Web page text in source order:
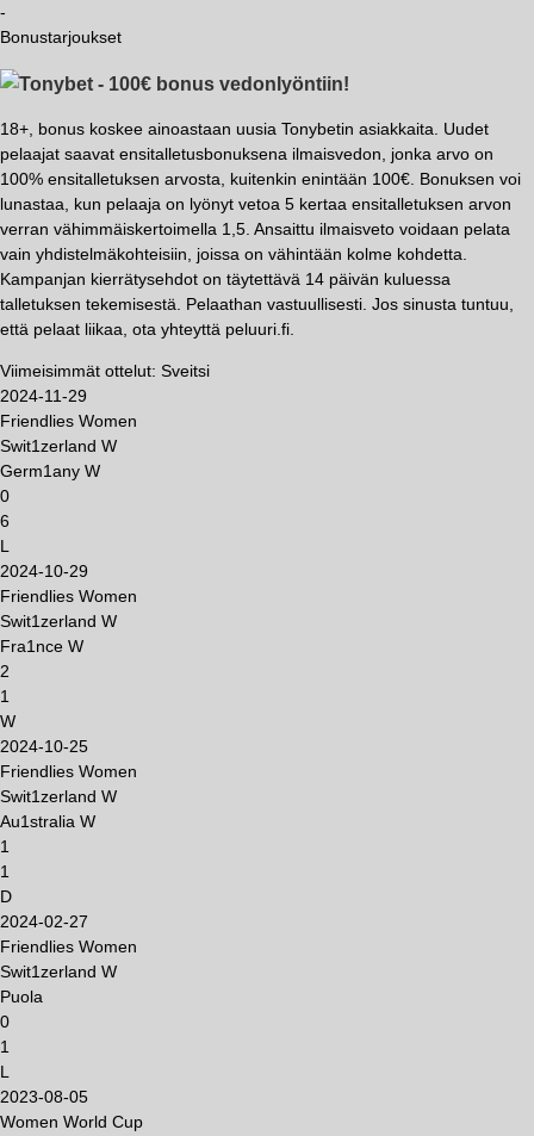
-
Bonustarjoukset
- 100€ bonus vedonlyöntiin!
18+, bonus koskee ainoastaan uusia Tonybetin asiakkaita. Uudet
pelaajat saavat ensitalletusbonuksena ilmaisvedon, jonka arvo on
100% ensitalletuksen arvosta, kuitenkin enintään 100€. Bonuksen voi
lunastaa, kun pelaaja on lyönyt vetoa 5 kertaa ensitalletuksen arvon
verran vähimmäiskertoimella 1,5. Ansaittu ilmaisveto voidaan pelata
vain yhdistelmäkohteisiin, joissa on vähintään kolme kohdetta.
Kampanjan kierrätysehdot on täytettävä 14 päivän kuluessa
talletuksen tekemisestä. Pelaathan vastuullisesti. Jos sinusta tuntuu,
että pelaat liikaa, ota yhteyttä peluuri.fi.
Viimeisimmät ottelut: Sveitsi
2024-11-29
Friendlies Women
Swit1zerland W
Germ1any W
0
6
L
2024-10-29
Friendlies Women
Swit1zerland W
Fra1nce W
2
1
W
2024-10-25
Friendlies Women
Swit1zerland W
Au1stralia W
1
1
D
2024-02-27
Friendlies Women
Swit1zerland W
Puola
0
1
L
2023-08-05
Women World Cup